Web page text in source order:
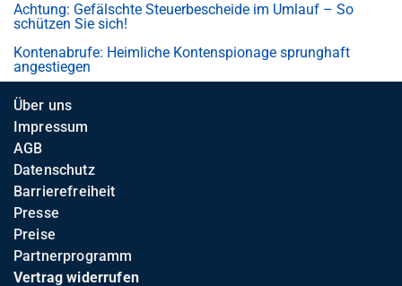
Achtung: Gefälschte Steuerbescheide im Umlauf – So
schützen Sie sich!
Kontenabrufe: Heimliche Kontenspionage sprunghaft
angestiegen
Über uns
Impressum
AGB
Datenschutz
Barrierefreiheit
Presse
Preise
Partnerprogramm
Vertrag widerrufen